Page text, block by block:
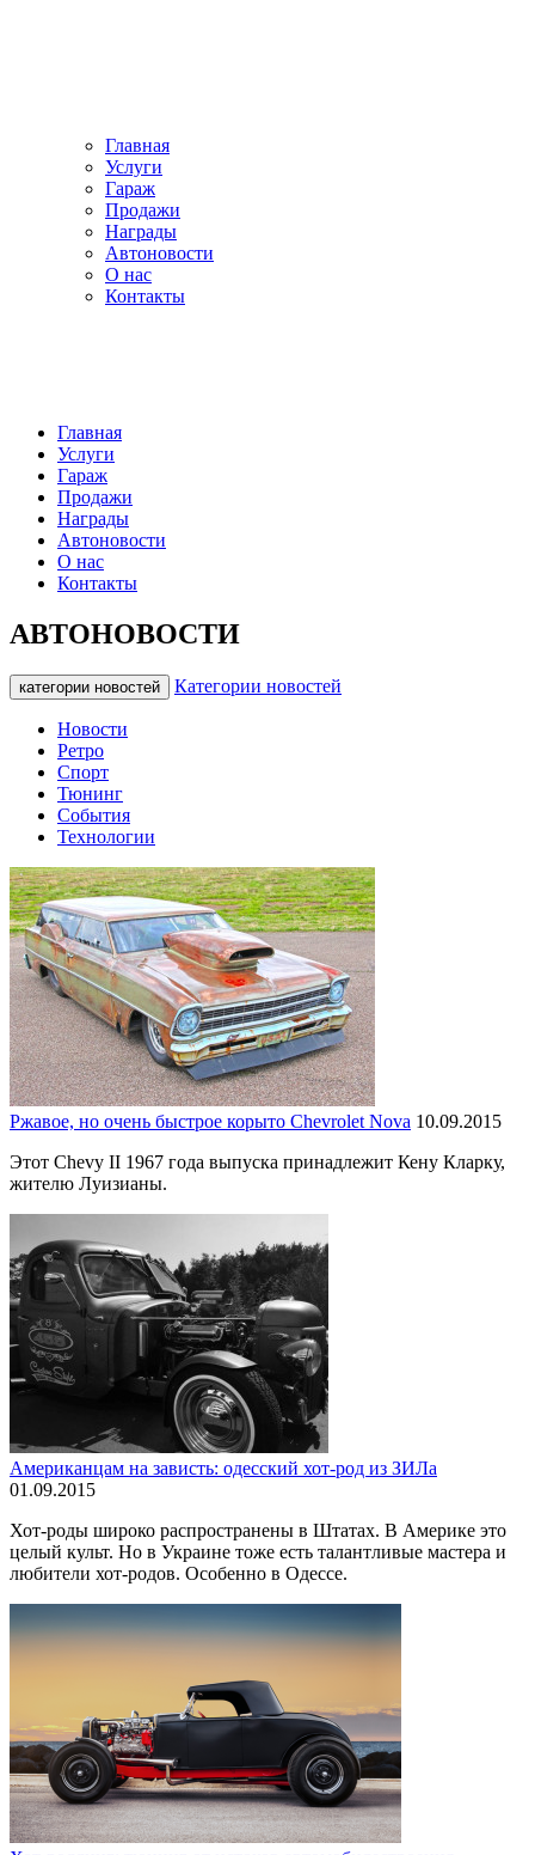
Главная
Услуги
Гараж
Продажи
Награды
Автоновости
О нас
Контакты
Главная
Услуги
Гараж
Продажи
Награды
Автоновости
О нас
Контакты
АВТОНОВОСТИ
категории новостей Категории новостей
Новости
Ретро
Спорт
Тюнинг
События
Технологии
Ржавое, но очень быстрое корыто Chevrolet Nova 10.09.2015
Этот Chevy II 1967 года выпуска принадлежит Кену Кларку,
жителю Луизианы.
Американцам на зависть: одесский хот-род из ЗИЛа
01.09.2015
Хот-роды широко распространены в Штатах. В Америке это
целый культ. Но в Украине тоже есть талантливые мастера и
любители хот-родов. Особенно в Одессе.